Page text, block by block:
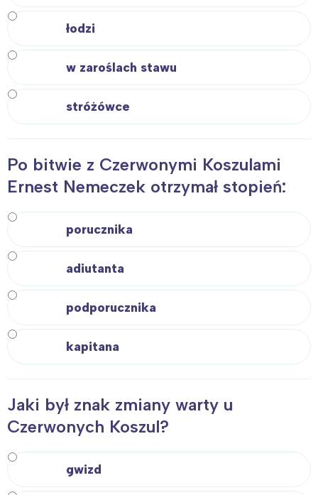
łodzi
w zaroślach stawu
stróżówce
Po bitwie z Czerwonymi Koszulami
Ernest Nemeczek otrzymał stopień:
porucznika
adiutanta
podporucznika
kapitana
Jaki był znak zmiany warty u
Czerwonych Koszul?
gwizd